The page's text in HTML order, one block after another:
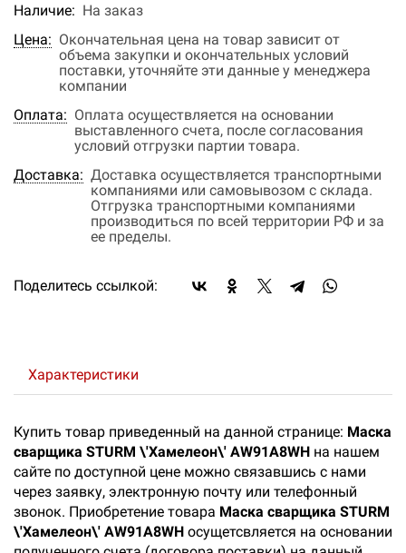
Наличие: На заказ
Цена: Окончательная цена на товар зависит от
объема закупки и окончательных условий
поставки, уточняйте эти данные у менеджера
компании
Оплата: Оплата осуществляется на основании
выставленного счета, после согласования
условий отгрузки партии товара.
Доставка: Доставка осуществляется транспортными
компаниями или самовывозом с склада.
Отгрузка транспортными компаниями
производиться по всей территории РФ и за
ее пределы.
Поделитесь ссылкой:
Характеристики
Купить товар приведенный на данной странице: Маска
сварщика STURM \'Хамелеон\' AW91A8WH на нашем
сайте по доступной цене можно связавшись с нами
через заявку, электронную почту или телефонный
звонок. Приобретение товара Маска сварщика STURM
\'Хамелеон\' AW91A8WH осущетсвляется на основании